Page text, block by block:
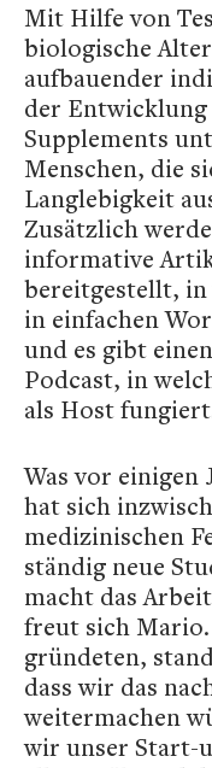
Mit Hilfe von
biologische
aufbauender
der
Supplements
Menschen, die
Langlebigkeit
Zusätzlich
informative
bereitgestellt, in
in einfachen
und es gibt
Podcast, in
als Host
Was vor einigen
hat sich
medizinischen
ständig neue
macht das
freut sich
gründeten,
dass wir das
weitermachen
wir unser Start-